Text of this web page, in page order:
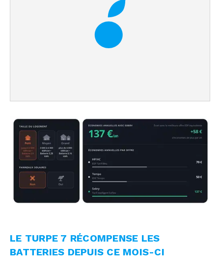
LE TURPE 7 RÉCOMPENSE LES
BATTERIES DEPUIS CE MOIS-CI